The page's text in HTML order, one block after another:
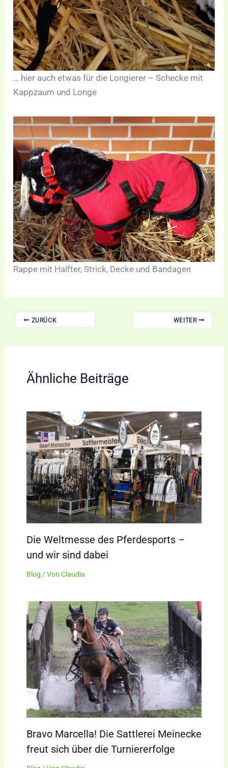
… hier auch etwas für die Longierer – Schecke mit
Kappzaum und Longe
Rappe mit Halfter, Strick, Decke und Bandagen
ZURÜCK WEITER
Ähnliche Beiträge
Die Weltmesse des Pferdesports –
und wir sind dabei
Blog / Von Claudia
Bravo Marcella! Die Sattlerei Meinecke
freut sich über die Turniererfolge